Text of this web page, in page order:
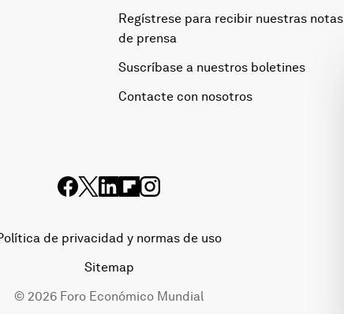
Regístrese para recibir nuestras notas
de prensa
Suscríbase a nuestros boletines
Contacte con nosotros
de privacidad y normas de uso
Sitemap
© 2026 Foro Económico Mundial